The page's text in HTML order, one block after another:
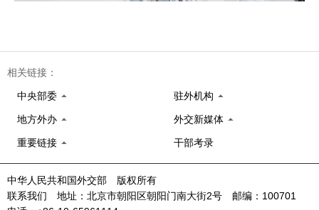
相关链接：
中央部委 驻外机构
地方外办 外交新媒体
重要链接 干部考录
中华人民共和国外交部 版权所有
联系我们 地址：北京市朝阳区朝阳门南大街2号 邮编：100701